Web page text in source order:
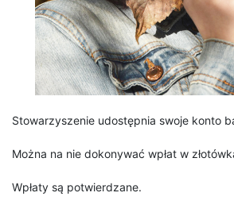
Stowarzyszenie udostępnia swoje konto
Można na nie dokonywać wpłat w
Wpłaty są potwierdzane.